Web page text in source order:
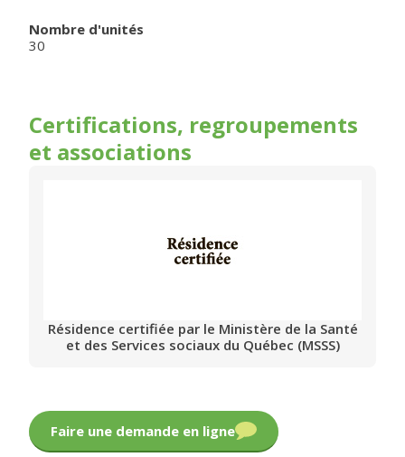
Nombre d'unités
30
Certifications, regroupements
et associations
Résidence certifiée par le Ministère de la Santé
et des Services sociaux du Québec (MSSS)
Faire une demande en ligne